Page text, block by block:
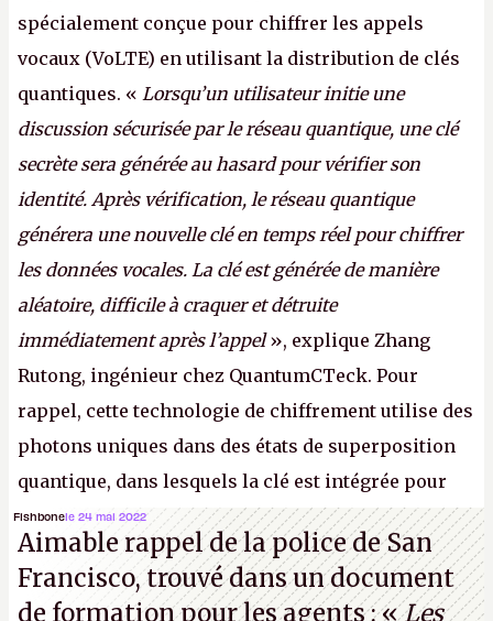
spécialement conçue pour chiffrer les appels
vocaux (VoLTE) en utilisant la distribution de clés
quantiques. « Lorsqu’un utilisateur initie une
discussion sécurisée par le réseau quantique, une clé
secrète sera générée au hasard pour vérifier son
identité. Après vérification, le réseau quantique
générera une nouvelle clé en temps réel pour chiffrer
les données vocales. La clé est générée de manière
aléatoire, difficile à craquer et détruite
immédiatement après l’appel», explique Zhang
Rutong, ingénieur chez QuantumCTeck. Pour
rappel, cette technologie de chiffrement utilise des
photons uniques dans des états de superposition
quantique, dans lesquels la clé est intégrée pour
garantir une sécurité inconditionnelle entre des
parties distantes. Vous ne comprenez rien ? C’est
normal, ça fait toujours ça avec le quantique.
Fishbonele 24 mai 2022
Aimable rappel de la police de San
Francisco, trouvé dans un document
de formation pour les agents : «Les